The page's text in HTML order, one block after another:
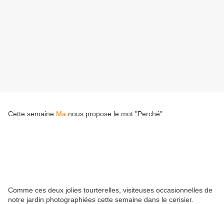
Cette semaine Ma nous propose le mot "Perché"
Comme ces deux jolies tourterelles, visiteuses occasionnelles de
notre jardin photographiées cette semaine dans le cerisier.